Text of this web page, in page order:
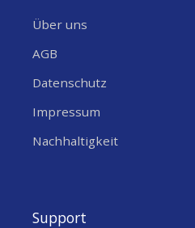
Über uns
AGB
Datenschutz
Impressum
Nachhaltigkeit
Support